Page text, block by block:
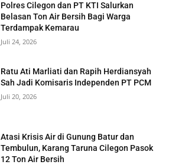
Polres Cilegon dan PT KTI Salurkan
Belasan Ton Air Bersih Bagi Warga
Terdampak Kemarau
Juli 24, 2026
Ratu Ati Marliati dan Rapih Herdiansyah
Sah Jadi Komisaris Independen PT PCM
Juli 20, 2026
Atasi Krisis Air di Gunung Batur dan
Tembulun, Karang Taruna Cilegon Pasok
12 Ton Air Bersih